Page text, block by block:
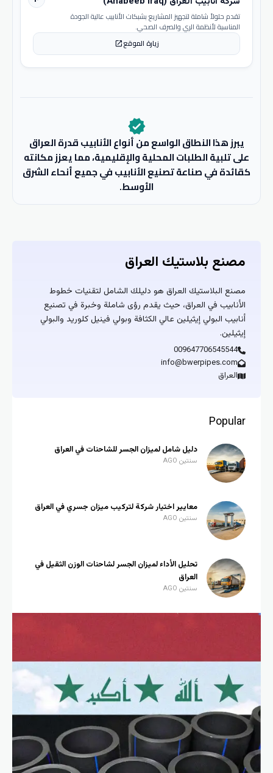
تقدم حلولاً شاملة لتجهيز المشاريع بشبكات الأنابيب عالية الجودة
المناسبة لأنظمة الري والصرف الصحي.
زيارة الموقعopen_in_new
verified
يبرز هذا النطاق الواسع من أنواع الأنابيب قدرة العراق
على تلبية الطلبات المحلية والإقليمية، مما يعزز مكانته
كقائدة في صناعة تصنيع الأنابيب في جميع أنحاء الشرق
الأوسط.
مصنع بلاستيك العراق
مصنع البلاستيك العراق هو دليلك الشامل لتقنيات خطوط
الأنابيب في العراق، حيث يقدم رؤى شاملة وخبرة في تصنيع
أنابيب البولي إيثيلين عالي الكثافة وبولي فينيل كلوريد والبولي
إيثيلين.
009647706545544
info@bwerpipes.com
العراق
Popular
دليل شامل لميزان الجسر للشاحنات في العراق
سنتين AGO
معايير اختيار شركة لتركيب ميزان جسري في العراق
سنتين AGO
تحليل الأداء لميزان الجسر لشاحنات الوزن الثقيل في
العراق
سنتين AGO